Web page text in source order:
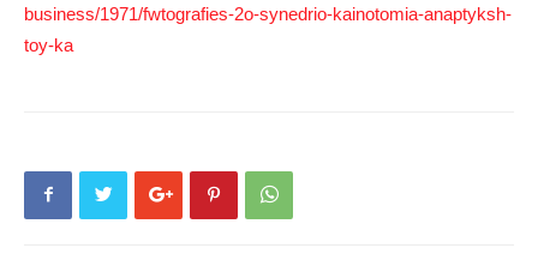
business/1971/fwtografies-2o-synedrio-kainotomia-anaptyksh-
toy-ka